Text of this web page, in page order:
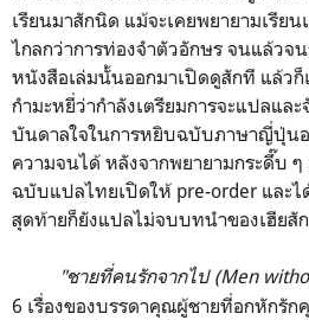
เรียนมาสักนิด แม้จะเคยพยายามเรีย
ไกลกว่าการท่องจำตัวอักษร จนแล้วจ
หนังสือเล่มนั้นออกมาเปิดดูสักที แล้วก็
กำมะหยี่ว่ากำลังเตรียมการจะแปลแล
บันดาลใจในการหยิบฉบับภาษาญี่ปุ่นอ
ความจนได้ หลังจากพยายามกระดึ๊บ
ฉบับแปลไทยเปิดให้ pre-order และ
สุดท้ายก็ยังแปลไม่จบบทนำของเฮียสั
"ชายที่คนรักจากไป (Men
6 เรื่องของบรรดาคุณผู้ชายที่อกหักรั